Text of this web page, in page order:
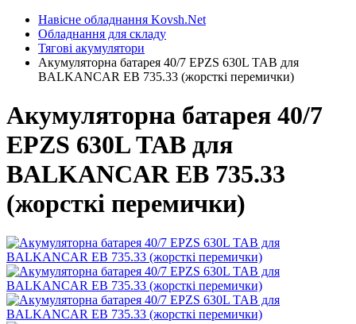
Навісне обладнання Kovsh.Net
Обладнання для складу
Тягові акумулятори
Акумуляторна батарея 40/7 EPZS 630L ТАВ для
BALKANCAR ЕВ 735.33 (жорсткі перемички)
Акумуляторна батарея 40/7
EPZS 630L ТАВ для
BALKANCAR ЕВ 735.33
(жорсткі перемички)